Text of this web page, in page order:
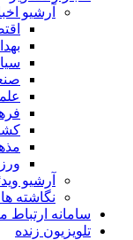
آرشیو
آرشیو
نگاشته
سامانه
تلویزیون زنده